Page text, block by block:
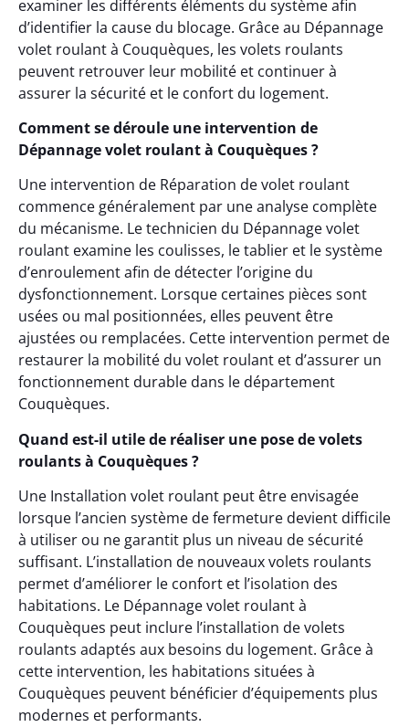
examiner les différents éléments du système afin
d’identifier la cause du blocage. Grâce au Dépannage
volet roulant à Couquèques, les volets roulants
peuvent retrouver leur mobilité et continuer à
assurer la sécurité et le confort du logement.
Comment se déroule une intervention de
Dépannage volet roulant à Couquèques ?
Une intervention de Réparation de volet roulant
commence généralement par une analyse complète
du mécanisme. Le technicien du Dépannage volet
roulant examine les coulisses, le tablier et le système
d’enroulement afin de détecter l’origine du
dysfonctionnement. Lorsque certaines pièces sont
usées ou mal positionnées, elles peuvent être
ajustées ou remplacées. Cette intervention permet de
restaurer la mobilité du volet roulant et d’assurer un
fonctionnement durable dans le département
Couquèques.
Quand est-il utile de réaliser une pose de volets
roulants à Couquèques ?
Une Installation volet roulant peut être envisagée
lorsque l’ancien système de fermeture devient difficile
à utiliser ou ne garantit plus un niveau de sécurité
suffisant. L’installation de nouveaux volets roulants
permet d’améliorer le confort et l’isolation des
habitations. Le Dépannage volet roulant à
Couquèques peut inclure l’installation de volets
roulants adaptés aux besoins du logement. Grâce à
cette intervention, les habitations situées à
Couquèques peuvent bénéficier d’équipements plus
modernes et performants.